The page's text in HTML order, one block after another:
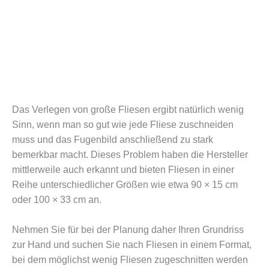
Das Verlegen von große Fliesen ergibt natürlich wenig
Sinn, wenn man so gut wie jede Fliese zuschneiden
muss und das Fugenbild anschließend zu stark
bemerkbar macht. Dieses Problem haben die Hersteller
mittlerweile auch erkannt und bieten Fliesen in einer
Reihe unterschiedlicher Größen wie etwa 90 × 15 cm
oder 100 × 33 cm an.
Nehmen Sie für bei der Planung daher Ihren Grundriss
zur Hand und suchen Sie nach Fliesen in einem Format,
bei dem möglichst wenig Fliesen zugeschnitten werden